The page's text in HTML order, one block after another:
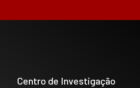
Centro de Investigação